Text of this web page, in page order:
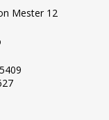
Mester 12